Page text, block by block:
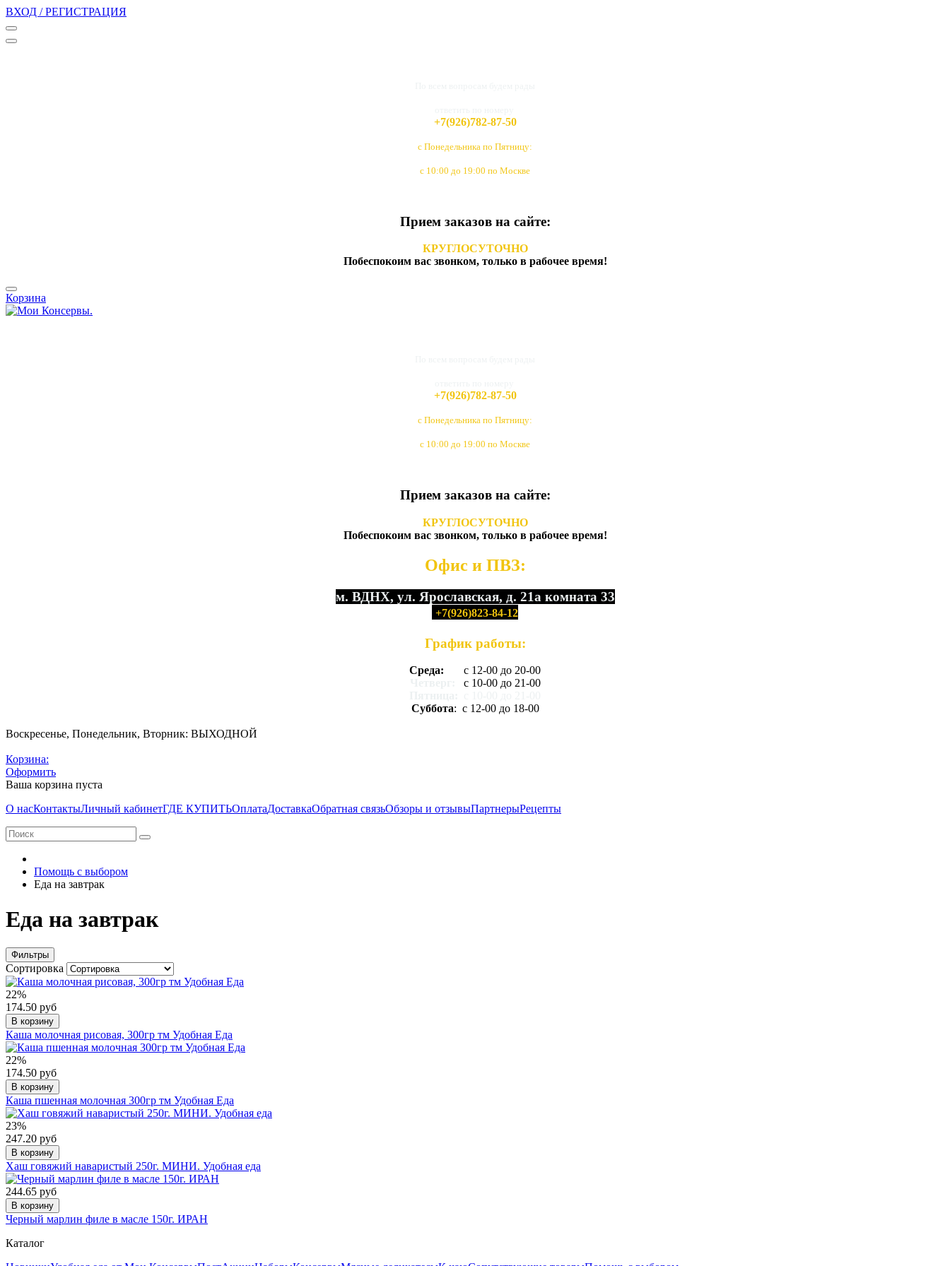
ВХОД / РЕГИСТРАЦИЯ
+7(926)782-87-50
с Понедельника по Пятницу:
с 10:00 до 19:00 по Москве
Прием заказов на сайте:
КРУГЛОСУТОЧНО
Побеспокоим вас звонком, только в рабочее время!
Корзина
+7(926)782-87-50
с Понедельника по Пятницу:
с 10:00 до 19:00 по Москве
Прием заказов на сайте:
КРУГЛОСУТОЧНО
Побеспокоим вас звонком, только в рабочее время!
Офис и ПВЗ:
м. ВДНХ, ул. Ярославская, д. 21а комната 33
+7(926)823-84-12
График работы:
Среда: с 12-00 до 20-00
с 10-00 до 21-00
Суббота: с 12-00 до 18-00
Воскресенье, Понедельник, Вторник: ВЫХОДНОЙ
Корзина:
Оформить
Ваша корзина пуста
О насКонтактыЛичный кабинетГДЕ КУПИТЬОплатаДоставкаОбратная связьОбзоры и отзывыПартнерыРецепты
Помощь с выбором
Еда на завтрак
Еда на завтрак
Фильтры
Сортировка
22%
174.50 руб
В корзину
Каша молочная рисовая, 300гр тм Удобная Еда
22%
174.50 руб
В корзину
Каша пшенная молочная 300гр тм Удобная Еда
23%
247.20 руб
В корзину
Хаш говяжий наваристый 250г. МИНИ. Удобная еда
244.65 руб
В корзину
Черный марлин филе в масле 150г. ИРАН
Каталог